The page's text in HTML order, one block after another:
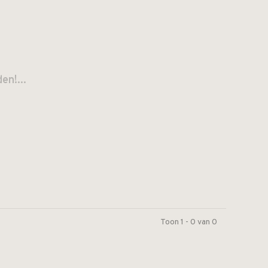
Toon 1 - 0 van 0